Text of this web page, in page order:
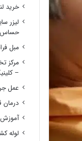
خرید
لیزر
حساس
مبل
مرکز
–
عمل
درمان
آموزش
لوله